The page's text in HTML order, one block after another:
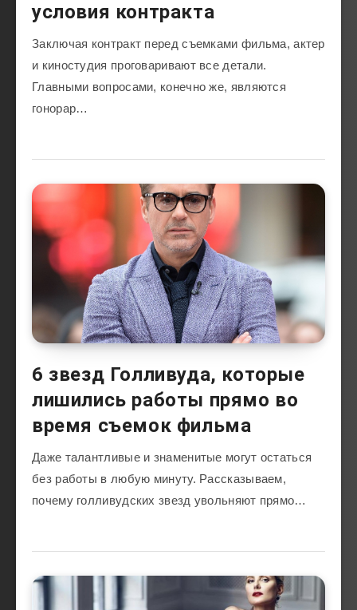
условия контракта
Заключая контракт перед съемками фильма, актер
и киностудия проговаривают все детали.
Главными вопросами, конечно же, являются
гонорар…
6 звезд Голливуда, которые
лишились работы прямо во
время съемок фильма
Даже талантливые и знаменитые могут остаться
без работы в любую минуту. Рассказываем,
почему голливудских звезд увольняют прямо…